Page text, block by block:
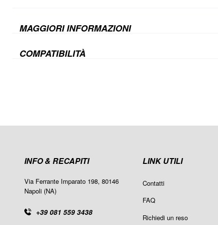
MAGGIORI INFORMAZIONI
COMPATIBILITÀ
INFO & RECAPITI
Via Ferrante Imparato 198, 80146
Napoli (NA)
+39 081 559 3438
LINK UTILI
Contatti
FAQ
Richiedi un reso